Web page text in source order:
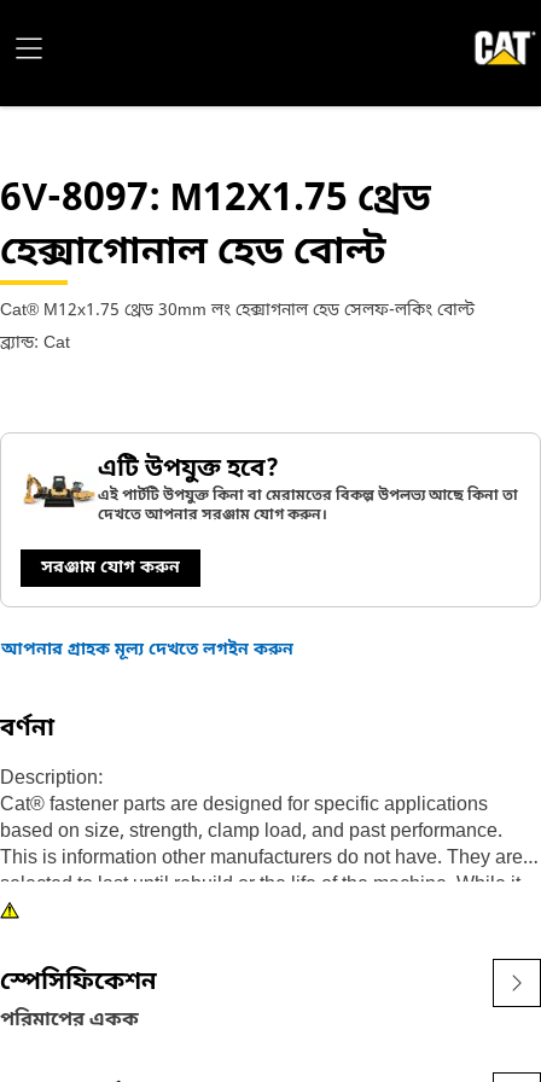
6V-8097: M12X1.75 থ্রেড
হেক্সাগোনাল হেড বোল্ট
Cat® M12x1.75 থ্রেড 30mm লং হেক্সাগনাল হেড সেলফ-লকিং বোল্ট
ব্র্যান্ড: Cat
এটি উপযুক্ত হবে?
এই পার্টটি উপযুক্ত কিনা বা মেরামতের বিকল্প উপলভ্য আছে কিনা তা
দেখতে আপনার সরঞ্জাম যোগ করুন।
সরঞ্জাম যোগ করুন
আপনার গ্রাহক মূল্য দেখতে লগইন করুন
বর্ণনা
Description:
Cat® fastener parts are designed for specific applications
based on size, strength, clamp load, and past performance.
This is information other manufacturers do not have. They are
selected to last until rebuild or the life of the machine. While it
may seem as though non-Cat hardware and fasteners are
equipment like we do.
Hex head bolts/screws offer the most robust driving feature.
•Cat fasteners are manufactured to precise specifications and
স্পেসিফিকেশন
পরিমাপের একক